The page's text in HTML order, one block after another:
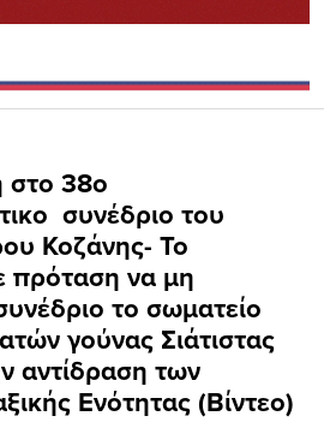
στο 38o
συνέδριο του
Κοζάνης- Το
πρόταση να μη
το σωματείο
γούνας Σιάτιστας
αντίδραση των
Ενότητας (Βίντεο)